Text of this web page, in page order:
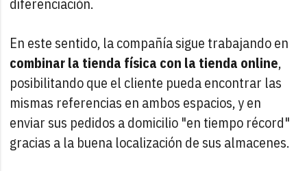
En este sentido, la compañía sigue trabajando en
combinar la tienda física con la tienda online,
posibilitando que el cliente pueda encontrar las
mismas referencias en ambos espacios, y en
enviar sus pedidos a domicilio "en tiempo récord"
gracias a la buena localización de sus almacenes.